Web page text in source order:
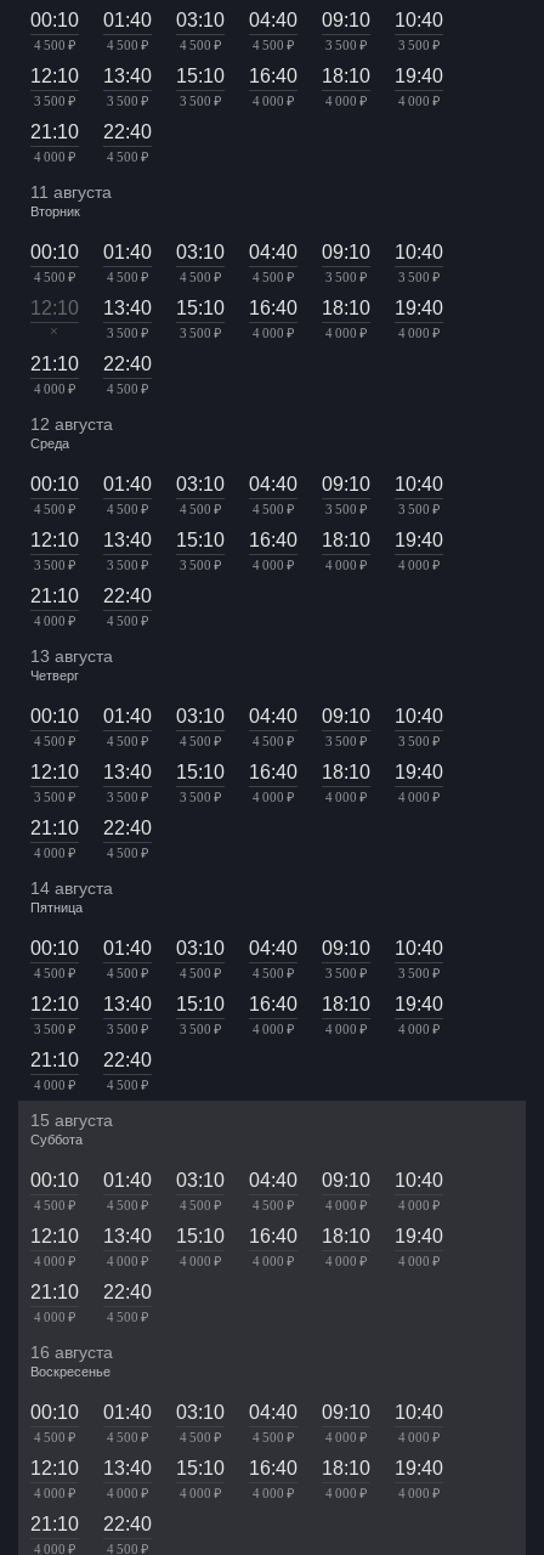
00:10
4 500 ₽
01:40
4 500 ₽
03:10
4 500 ₽
04:40
4 500 ₽
09:10
3 500 ₽
10:40
3 500 ₽
12:10
3 500 ₽
13:40
3 500 ₽
15:10
3 500 ₽
16:40
4 000 ₽
18:10
4 000 ₽
19:40
4 000 ₽
21:10
4 000 ₽
22:40
4 500 ₽
11 августа
Вторник
00:10
4 500 ₽
01:40
4 500 ₽
03:10
4 500 ₽
04:40
4 500 ₽
09:10
3 500 ₽
10:40
3 500 ₽
12:10
×
13:40
3 500 ₽
15:10
3 500 ₽
16:40
4 000 ₽
18:10
4 000 ₽
19:40
4 000 ₽
21:10
4 000 ₽
22:40
4 500 ₽
12 августа
Среда
00:10
4 500 ₽
01:40
4 500 ₽
03:10
4 500 ₽
04:40
4 500 ₽
09:10
3 500 ₽
10:40
3 500 ₽
12:10
3 500 ₽
13:40
3 500 ₽
15:10
3 500 ₽
16:40
4 000 ₽
18:10
4 000 ₽
19:40
4 000 ₽
21:10
4 000 ₽
22:40
4 500 ₽
13 августа
Четверг
00:10
4 500 ₽
01:40
4 500 ₽
03:10
4 500 ₽
04:40
4 500 ₽
09:10
3 500 ₽
10:40
3 500 ₽
12:10
3 500 ₽
13:40
3 500 ₽
15:10
3 500 ₽
16:40
4 000 ₽
18:10
4 000 ₽
19:40
4 000 ₽
21:10
4 000 ₽
22:40
4 500 ₽
14 августа
Пятница
00:10
4 500 ₽
01:40
4 500 ₽
03:10
4 500 ₽
04:40
4 500 ₽
09:10
3 500 ₽
10:40
3 500 ₽
12:10
3 500 ₽
13:40
3 500 ₽
15:10
3 500 ₽
16:40
4 000 ₽
18:10
4 000 ₽
19:40
4 000 ₽
21:10
4 000 ₽
22:40
4 500 ₽
15 августа
Суббота
00:10
4 500 ₽
01:40
4 500 ₽
03:10
4 500 ₽
04:40
4 500 ₽
09:10
4 000 ₽
10:40
4 000 ₽
12:10
4 000 ₽
13:40
4 000 ₽
15:10
4 000 ₽
16:40
4 000 ₽
18:10
4 000 ₽
19:40
4 000 ₽
21:10
4 000 ₽
22:40
4 500 ₽
16 августа
Воскресенье
00:10
4 500 ₽
01:40
4 500 ₽
03:10
4 500 ₽
04:40
4 500 ₽
09:10
4 000 ₽
10:40
4 000 ₽
12:10
4 000 ₽
13:40
4 000 ₽
15:10
4 000 ₽
16:40
4 000 ₽
18:10
4 000 ₽
19:40
4 000 ₽
21:10
4 000 ₽
22:40
4 500 ₽